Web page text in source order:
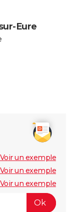
Eure
Voir un exemple
Voir un exemple
Voir un exemple